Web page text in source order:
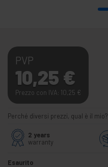
PVP
10,25 €
Prezzo con IVA: 10,25 €
Perché diversi prezzi, qual è il mio?
2 years
warranty
Esaurito